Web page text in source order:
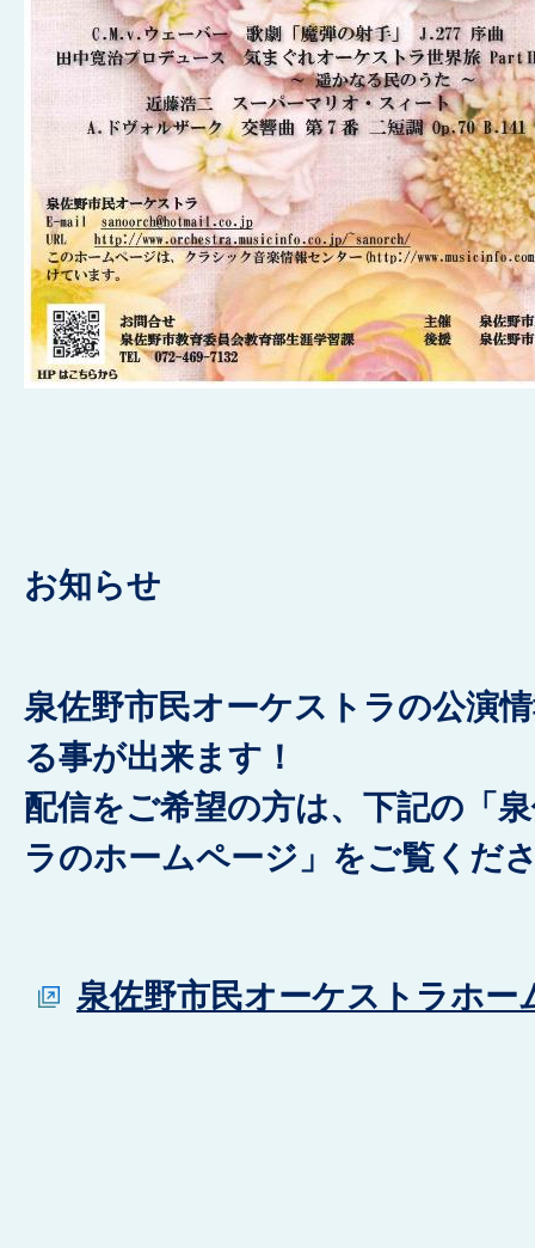
お知らせ
泉佐野市民オーケストラの公演
る事が出来ます！
配信をご希望の方は、下記の「
ラのホームページ」をご覧くだ
泉佐野市民オーケストラホー